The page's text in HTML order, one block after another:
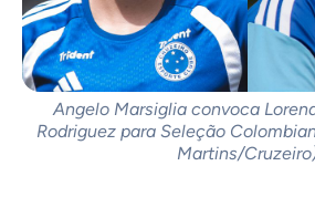
Angelo Marsiglia convoca
Rodriguez para Seleção
Martins/